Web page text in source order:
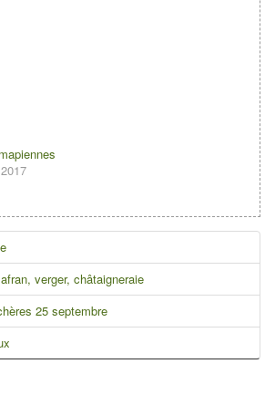
verger, châtaigneraie
25 septembre